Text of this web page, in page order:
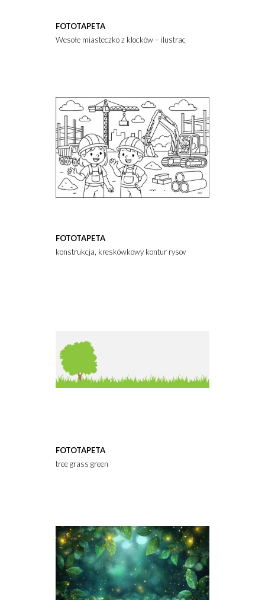
FOTOTAPETA
Wesołe miasteczko z klocków – ilustracje dla najmłodszych
FOTOTAPETA
konstrukcja, kreskówkowy kontur rysowany ręcznie, ilustracja
FOTOTAPETA
tree grass green